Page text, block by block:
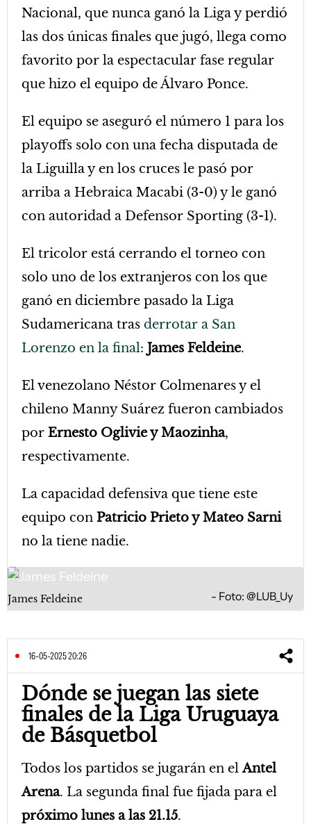
Nacional, que nunca ganó la Liga y perdió
las dos únicas finales que jugó, llega como
favorito por la espectacular fase regular
que hizo el equipo de Álvaro Ponce.
El equipo se aseguró el número 1 para los
playoffs solo con una fecha disputada de
la Liguilla y en los cruces le pasó por
arriba a Hebraica Macabi (3-0) y le ganó
con autoridad a Defensor Sporting (3-1).
El tricolor está cerrando el torneo con
solo uno de los extranjeros con los que
ganó en diciembre pasado la Liga
Sudamericana tras derrotar a San
Lorenzo en la final: James Feldeine.
El venezolano Néstor Colmenares y el
chileno Manny Suárez fueron cambiados
por Ernesto Oglivie y Maozinha,
respectivamente.
La capacidad defensiva que tiene este
equipo con Patricio Prieto y Mateo Sarni
no la tiene nadie.
James Feldeine Foto: @LUB_Uy
16-05-2025 20:26
Dónde se juegan las siete
finales de la Liga Uruguaya
de Básquetbol
Todos los partidos se jugarán en elAntel
Arena. La segunda final fue fijada para el
próximo lunes a las 21.15.